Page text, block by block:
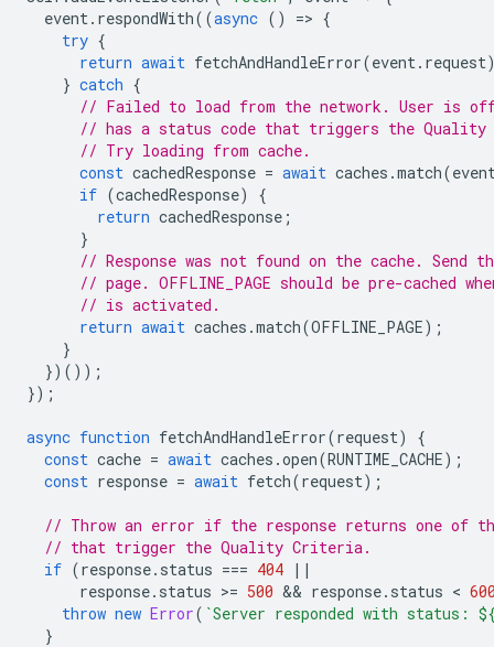
event. respondWith((async () => {
try {
return await fetchAndHandleError(event. request
} catch {
// Failed to load from the network. User is
// has a status code that triggers the
// Try loading from cache.
const cachedResponse = await caches .match(
if (cachedResponse)
{
return cachedResponse ;
}
// Response was not found on the cache.
// page. OFFLINE_PAGE should be pre-cached
// is activated.
return await caches .match(OFFLINE_PAGE);
}
})());
});
async function fetchAndHandleError(request)
{
const cache = await caches .open(RUNTIME_CACHE);
const response = await fetch(request);
// Throw an error if the response returns one of
// that trigger the Quality Criteria.
if (response. status === 404 ||
response. status >= 500 && response. status <
throw new Error( `Server responded with status:
}